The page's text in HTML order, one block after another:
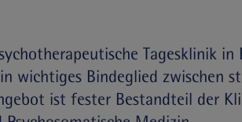
Tagesklinik in
wichtiges Bindeglied zwischen
ist fester Bestandteil der